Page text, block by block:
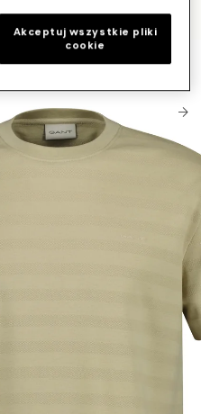
Otwórz
media
Akceptuj wszystkie pliki
cookie